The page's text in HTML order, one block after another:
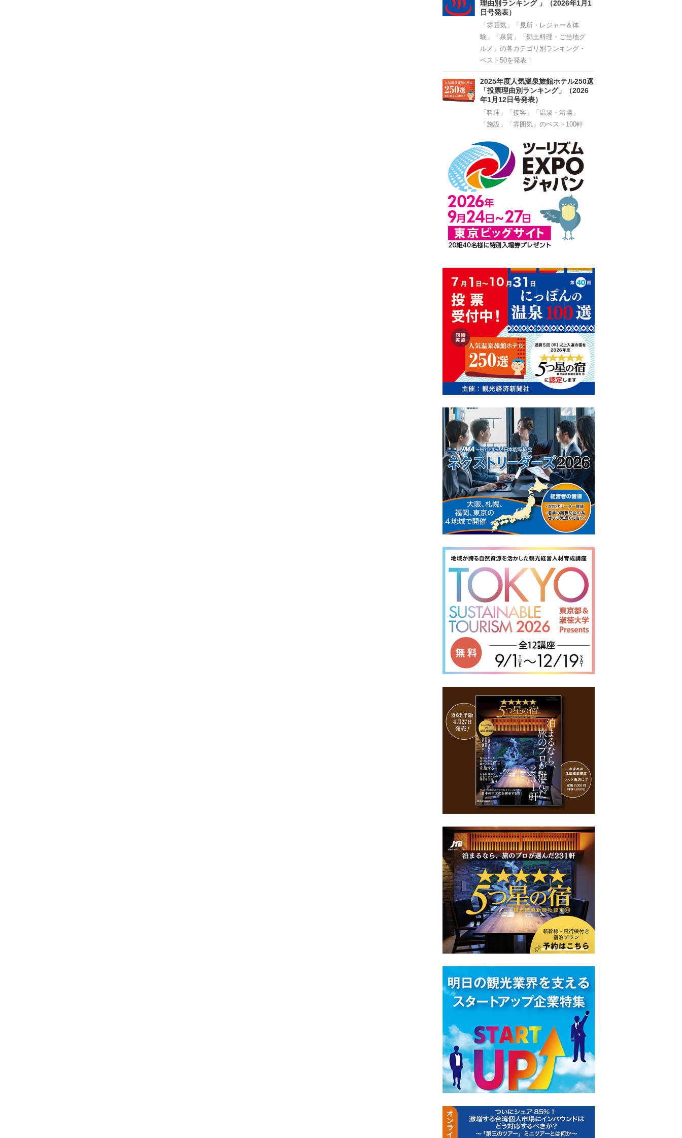
理由別ランキング 」（2026年1月1
日号発表）
「雰囲気」「見所・レジャー＆体
験」「泉質」「郷土料理・ご当地グ
ルメ」の各カテゴリ別ランキング・
ベスト50を発表！
2025年度人気温泉旅館ホテル250選
「投票理由別ランキング」（2026
年1月12日号発表）
「料理」「接客」「温泉・浴場」
「施設」「雰囲気」のベスト100軒